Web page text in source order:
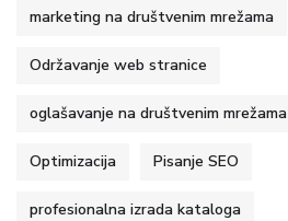
marketing na društvenim mrežama
Održavanje web stranice
oglašavanje na društvenim mrežama
Optimizacija Pisanje SEO
profesionalna izrada kataloga